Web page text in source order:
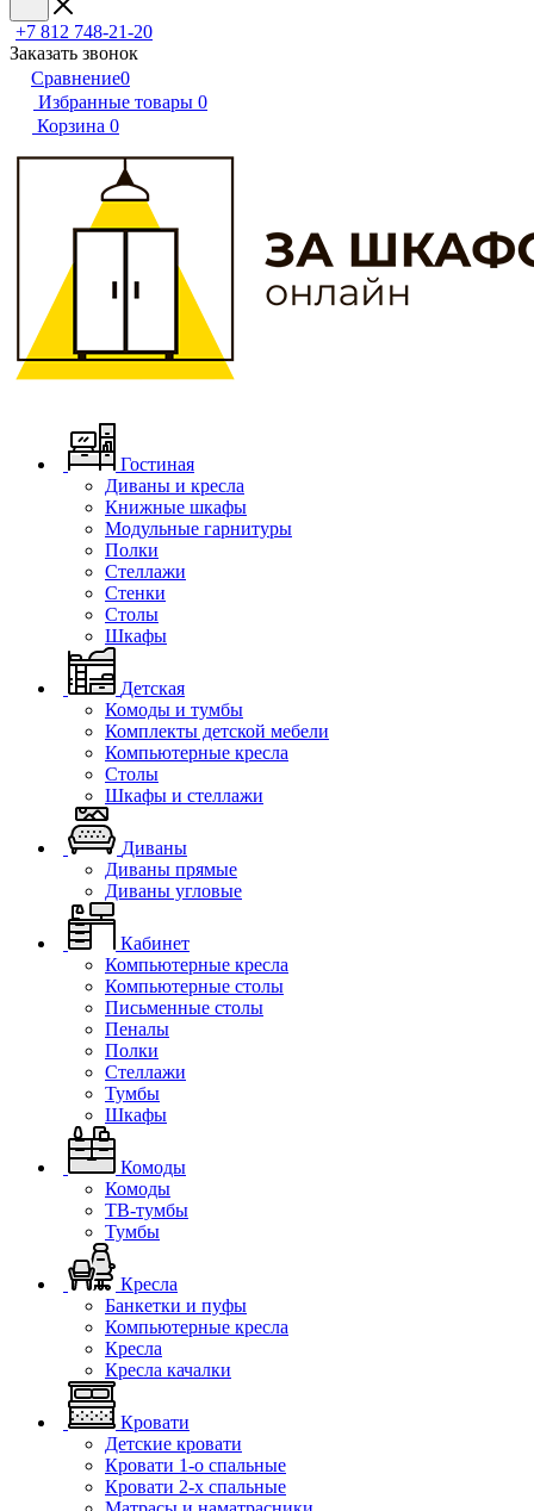
+7 812 748-21-20
Заказать звонок
Сравнение0
Избранные товары 0
Корзина 0
Гостиная
Диваны и кресла
Книжные шкафы
Модульные гарнитуры
Полки
Стеллажи
Стенки
Столы
Шкафы
Детская
Комоды и тумбы
Комплекты детской мебели
Компьютерные кресла
Столы
Шкафы и стеллажи
Диваны
Диваны прямые
Диваны угловые
Кабинет
Компьютерные кресла
Компьютерные столы
Письменные столы
Пеналы
Полки
Стеллажи
Тумбы
Шкафы
Комоды
Комоды
ТВ-тумбы
Тумбы
Кресла
Банкетки и пуфы
Компьютерные кресла
Кресла
Кресла качалки
Кровати
Детские кровати
Кровати 1-о спальные
Кровати 2-х спальные